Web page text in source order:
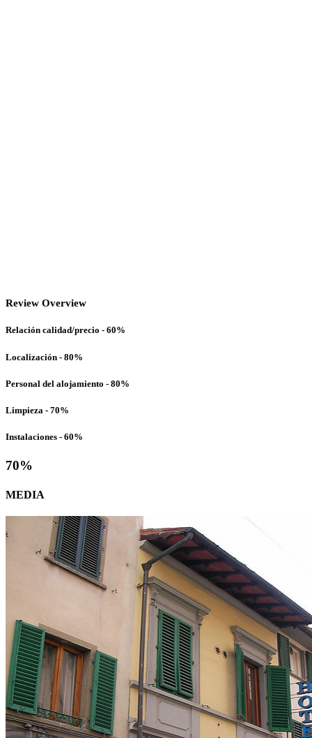
Review Overview
Relación calidad/precio - 60%
Localización - 80%
Personal del alojamiento - 80%
Limpieza - 70%
Instalaciones - 60%
70%
MEDIA